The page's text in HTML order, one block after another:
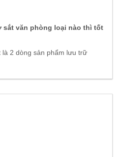
sắt văn phòng loại nào thì tốt
2 dòng sản phẩm lưu trữ